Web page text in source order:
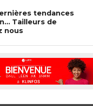
tendances
Tailleurs de
nous